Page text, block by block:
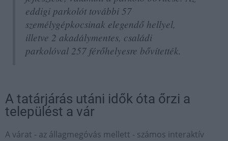
eddigi parkolót további 57
személygépkocsinak elegendő hellyel,
illetve 2 akadálymentes, családi
parkolóval 257 férőhelyesre bővítették.
A tatárjárás utáni idők óta őrzi a
települést a vár
A várat - az állagmegóvás mellett - számos interaktív